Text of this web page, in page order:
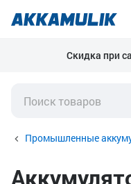
Скидка при
Промышленные